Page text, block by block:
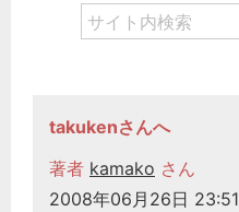
takukenさんへ
著者 kamako さん
2008年06月26日 23:51